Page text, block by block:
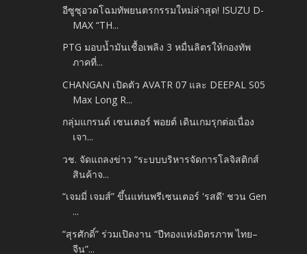
อีซูซุอวดโฉมทัพยนตรกรรมใหม่ล่าสุด! ISUZU D-
MAX “TH...
PTG มอบน้ำมันเชื้อเพลิง 3 หมื่นลิตรให้กองทัพ
ภาคที่...
CHANGAN เปิดตัว AVATR 07 และ DEEPAL S05
Max Long R...
กลุ่มแกรนด์ เซนเตอร์ พอยต์ เดินเกมรุกต่อเนื่อง
เจา...
วช. จัดแถลงข่าว “ระบบบริหารจัดการโลจิสติกส์
สินค้าจ...
“เจมมี่ เจมส์” ขึ้นแท่นพรีเซนเตอร์ 'รสดี' ชวน Gen
...
“สุรศักดิ์” ร่วมเปิดงาน “ปีทองแห่งมิตรภาพ ไทย–
จีน”...